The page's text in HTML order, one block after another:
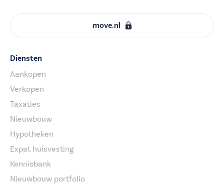
move.nl
Diensten
Aankopen
Verkopen
Taxaties
Nieuwbouw
Hypotheken
Expat huisvesting
Kennisbank
Nieuwbouw portfolio